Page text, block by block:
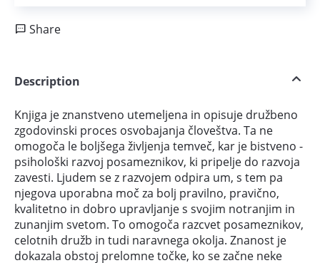
Share
Description
Knjiga je znanstveno utemeljena in opisuje družbeno
zgodovinski proces osvobajanja človeštva. Ta ne
omogoča le boljšega življenja temveč, kar je bistveno -
psihološki razvoj posameznikov, ki pripelje do razvoja
zavesti. Ljudem se z razvojem odpira um, s tem pa
njegova uporabna moč za bolj pravilno, pravično,
kvalitetno in dobro upravljanje s svojim notranjim in
zunanjim svetom. To omogoča razcvet posameznikov,
celotnih družb in tudi naravnega okolja. Znanost je
dokazala obstoj prelomne točke, ko se začne neke